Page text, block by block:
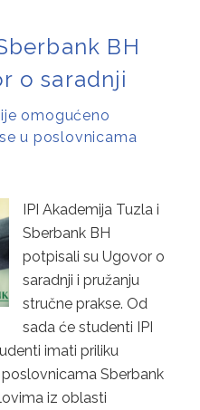
BH
o saradnji
omogućeno
u poslovnicama
IPI Akademija Tuzla i
Sberbank BH
potpisali su Ugovor o
saradnji i pružanju
stručne prakse. Od
sada će studenti IPI
imati priliku
Sberbank
iz oblasti